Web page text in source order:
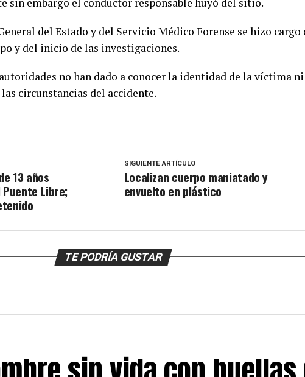
del Estado y del Servicio Médico Forense se hizo cargo
y del inicio de las investigaciones.
no han dado a conocer la identidad de la víctima ni
circunstancias del accidente.
SIGUIENTE ARTÍCULO
Localizan cuerpo maniatado y
envuelto en plástico
13 años
Libre;
TE PODRÍA GUSTAR